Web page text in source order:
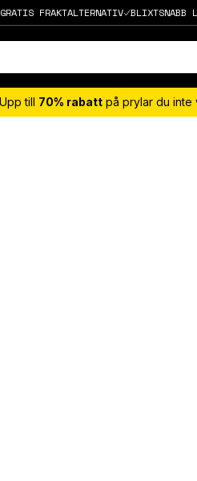
GRATIS FRAKTALTERNATIV BLIXTSNABB
till 70% rabatt på prylar du